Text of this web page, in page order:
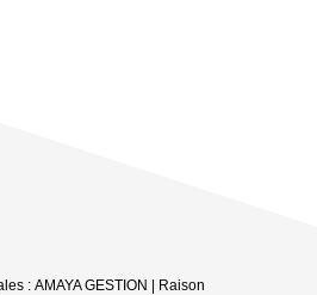
: AMAYA GESTION | Raison